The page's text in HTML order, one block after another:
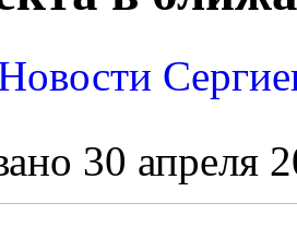
30 апреля